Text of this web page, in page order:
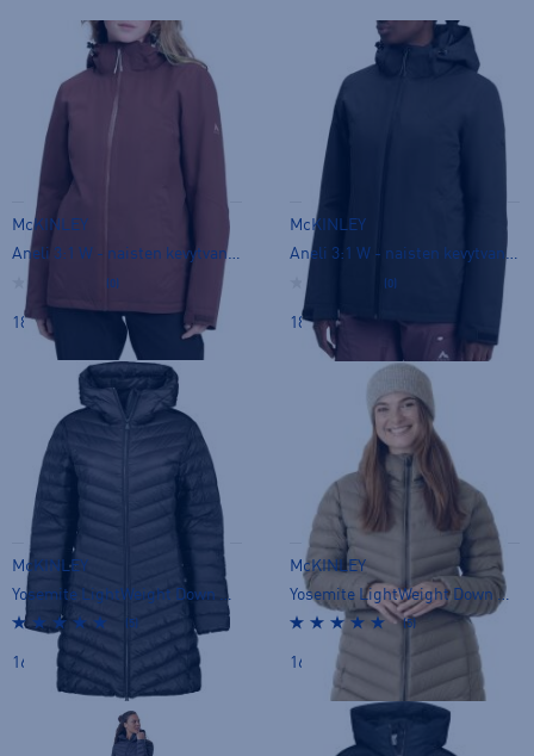
McKINLEY
Aneli 3:1 W - naisten kevytvanutakki
(0)
189,00 €
McKINLEY
Aneli 3:1 W - naisten kevytvanutakki
(0)
189,00 €
McKINLEY
Yosemite LightWeight Down Coat W - naisten untuvatakki
(5)
169,00 €
McKINLEY
Yosemite LightWeight Down Coat W - naisten untuvatakki
(5)
169,00 €